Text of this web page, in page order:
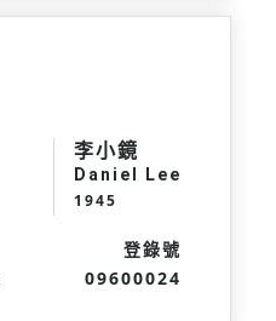
李小鏡
Daniel Lee
1945
登錄號
09600024